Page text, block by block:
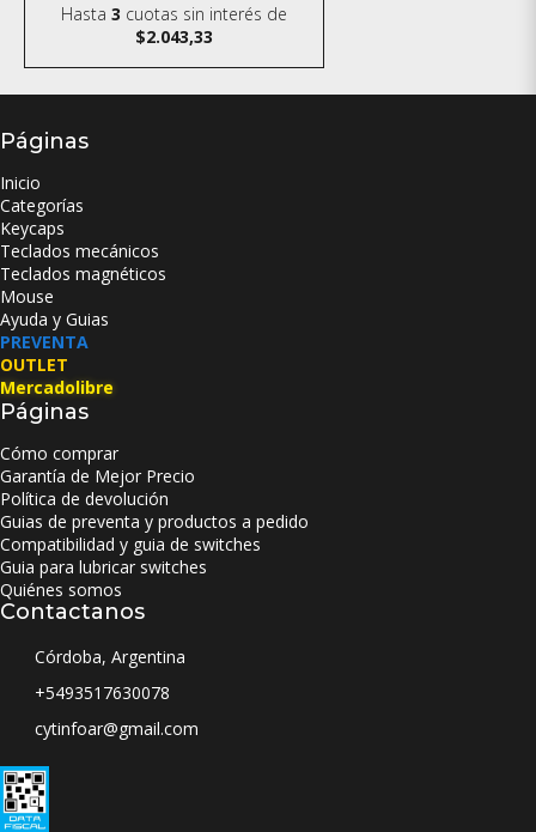
Hasta3 cuotas sin interés de
$2.043,33
Páginas
Inicio
Categorías
Keycaps
Teclados mecánicos
Teclados magnéticos
Mouse
Ayuda y Guias
PREVENTA
OUTLET
Mercadolibre
Páginas
Cómo comprar
Garantía de Mejor Precio
Política de devolución
Guias de preventa y productos a pedido
Compatibilidad y guia de switches
Guia para lubricar switches
Quiénes somos
Contactanos
Córdoba, Argentina
+5493517630078
cytinfoar@gmail.com